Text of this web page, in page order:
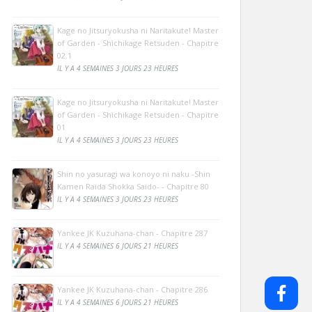
Kage no Jitsuryokusha ni Naritakute! Master
of Garden - Shichikage Retsuden - Chapitre
02.1
IL Y A 4 SEMAINES 3 JOURS 23 HEURES
Kage no Jitsuryokusha ni Naritakute! Master
of Garden - Shichikage Retsuden - Chapitre
01
IL Y A 4 SEMAINES 3 JOURS 23 HEURES
Shin no yasuragi wa konoyo ni naku -Shin
Kamen Raida Shokka Saido- - Chapitre 80
IL Y A 4 SEMAINES 3 JOURS 23 HEURES
Yankee JK Kuzuhana-chan - Chapitre 287
IL Y A 4 SEMAINES 6 JOURS 21 HEURES
Yankee JK Kuzuhana-chan - Chapitre 286
IL Y A 4 SEMAINES 6 JOURS 21 HEURES